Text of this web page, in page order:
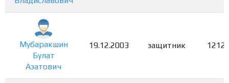
Мубаракшин
Булат
Азатович
19.12.2003 защитник 1212